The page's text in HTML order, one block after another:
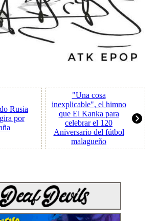
Rusia
por
"Una cosa
inexplicable", el himno
que El Kanka para
celebrar el 120
Aniversario del fútbol
malagueño